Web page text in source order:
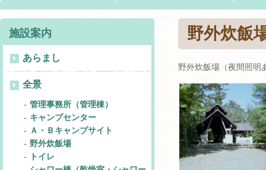
野外炊飯
野外炊飯場（夜間照
施設案内
あらまし
全景
管理事務所（管理棟）
キャンプセンター
Ａ・Ｂキャンプサイト
野外炊飯場
トイレ